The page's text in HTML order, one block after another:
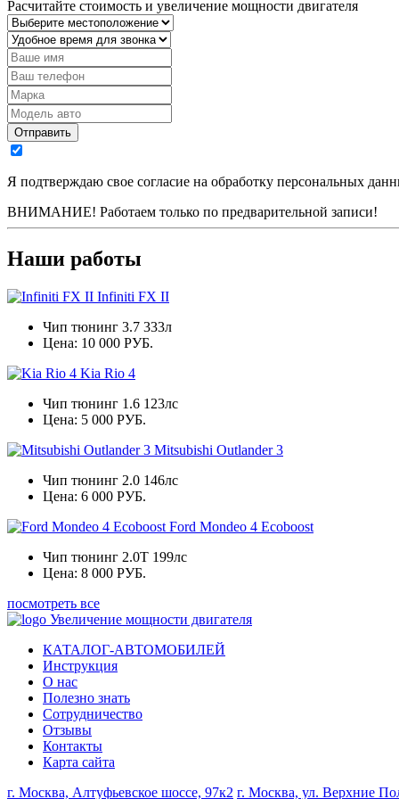
Расчитайте стоимость и увеличение мощности двигателя
Отправить
Я подтверждаю свое согласие на обработку персональных
ВНИМАНИЕ! Работаем только по предварительной записи!
Наши работы
Infiniti FX II
Чип тюнинг 3.7 333л
Цена: 10 000 РУБ.
Kia Rio 4
Чип тюнинг 1.6 123лс
Цена: 5 000 РУБ.
Mitsubishi Outlander 3
Чип тюнинг 2.0 146лс
Цена: 6 000 РУБ.
Ford Mondeo 4 Ecoboost
Чип тюнинг 2.0Т 199лс
Цена: 8 000 РУБ.
посмотреть все
Увеличение мощности двигателя
КАТАЛОГ-АВТОМОБИЛЕЙ
Инструкция
О нас
Полезно знать
Сотрудничество
Отзывы
Контакты
Карта сайта
г. Москва, Алтуфьевское шоссе, 97к2 г. Москва, ул. Верхние